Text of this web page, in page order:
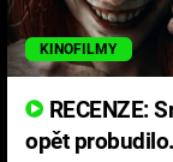
KINOFILMY
opět